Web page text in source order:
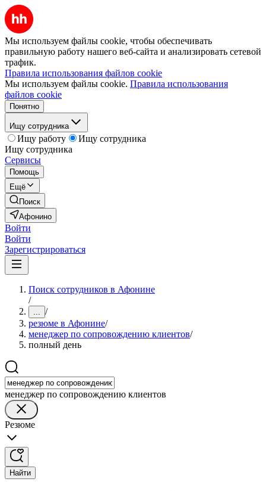
Мы используем файлы cookie, чтобы обеспечивать
правильную работу нашего веб-сайта и анализировать сетевой
трафик.
Правила использования файлов cookie
Мы используем файлы cookie. Правила использования
файлов cookie
Понятно
Ищу сотрудника
Ищу работу
Ищу сотрудника
Ищу сотрудника
Сервисы
Помощь
Ещё
Поиск
Афонино
Войти
Войти
Зарегистрироваться
Поиск сотрудников в Афонине
/
... /
резюме в Афонине/
менеджер по сопровождению клиентов/
полный день
менеджер по сопровождению клиентов
Резюме
Найти